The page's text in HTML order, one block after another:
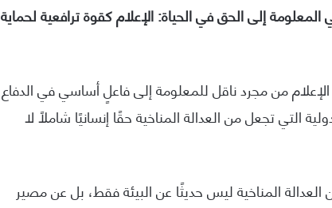
إلى الحق في الحياة: الإعلام كقوة ترافعية لحماية
من مجرد ناقل للمعلومة إلى فاعلٍ أساسي في الدفاع
التي تجعل من العدالة المناخية حقًا إنسانيًا شاملًا لا
المناخية ليس حديثًا عن البيئة فقط، بل عن مصير